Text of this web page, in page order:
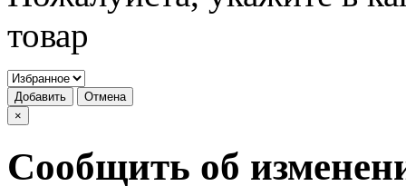
товар
Добавить
Отмена
×
Сообщить об